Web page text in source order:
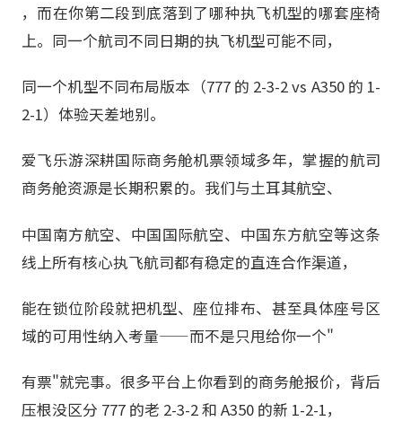
，而在你第二段到底落到了哪种执飞机型的哪套座椅
上。同一个航司不同日期的执飞机型可能不同，
同一个机型不同布局版本（777 的 2-3-2 vs A350 的 1-
2-1）体验天差地别。
爱飞乐游深耕国际商务舱机票领域多年，掌握的航司
商务舱资源是长期积累的。我们与土耳其航空、
中国南方航空、中国国际航空、中国东方航空等这条
线上所有核心执飞航司都有稳定的直连合作渠道，
能在锁位阶段就把机型、座位排布、甚至具体座号区
域的可用性纳入考量——而不是只甩给你一个"
有票"就完事。很多平台上你看到的商务舱报价，背后
压根没区分 777 的老 2-3-2 和 A350 的新 1-2-1，